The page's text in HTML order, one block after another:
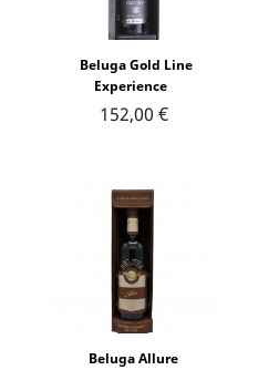
Beluga Gold Line
Experience
152,00 €
Beluga Allure